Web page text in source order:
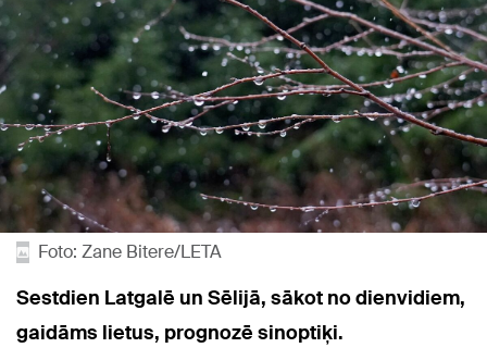
Foto: Zane Bitere/LETA
Sestdien Latgalē un Sēlijā, sākot no dienvidiem,
gaidāms lietus, prognozē sinoptiķi.